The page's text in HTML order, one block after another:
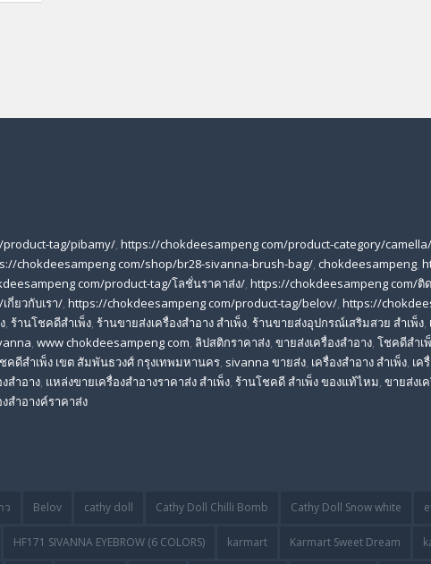
tag/pibamy/, https://chokdeesampeng com/product-category/camella/
chokdeesampeng com/shop/br28-sivanna-brush-bag/, chokdeesampeng,
com/product-tag/โลชั่นราคาส่ง/, https://chokdeesampeng com/ติ
กี่ยวกับเรา/, https://chokdeesampeng com/product-tag/belov/, https://
, ร้านโชคดีสำเพ็ง, ร้านขายส่งเครื่องสําอาง สําเพ็ง, ร้านขายส่งอุปกรณ์เสริมสวย สําเพ็ง,
, www chokdeesampeng com, ลิปสติกราคาส่ง, ขายส่งเครื่องสำอาง, โชคดีสำเ
คดีสำเพ็ง เขต สัมพันธวงศ์ กรุงเทพมหานคร, sivanna ขายส่ง, เครื่องสําอาง สําเพ็ง, เค
สําอาง, แหล่งขายเครื่องสําอางราคาส่ง สําเพ็ง, ร้านโชคดี สําเพ็ง ของแท้ไหม, ขายส่งเ
งสำอางค์ราคาส่ง
ว Belov cathy doll Cathy Doll Chilli Bomb Cathy Doll Snow white
HF171 SIVANNA EYEBROW (6 COLORS) karmart Karmart Sweet Dream